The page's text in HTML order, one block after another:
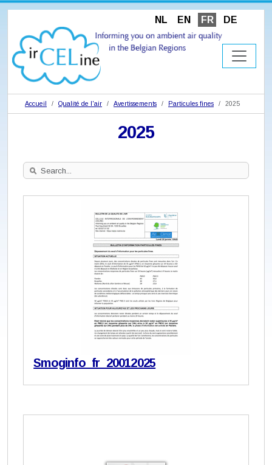
NL EN FR DE
Accueil Qualité de l'air Avertissements Particules fines 2025
2025
Search
Site
Smoginfo_fr_20012025